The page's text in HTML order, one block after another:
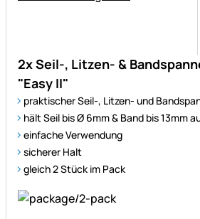
2x Seil-, Litzen- &
"Easy II"
praktischer Seil-, Litzen- und
hält Seil bis Ø 6mm & Band bis 13mm
einfache Verwendung
sicherer Halt
gleich 2 Stück im Pack